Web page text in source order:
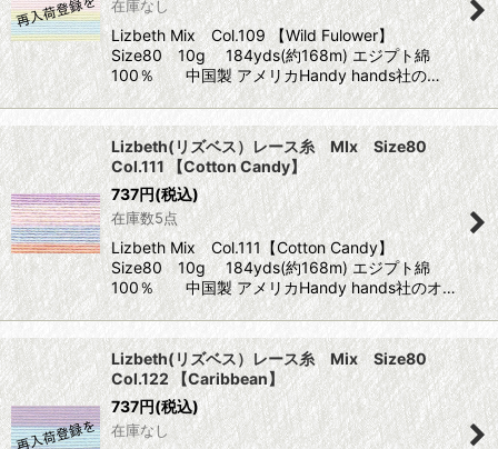
在庫なし
Lizbeth Mix Col.109 【Wild Fulower】
Size80 10g 184yds(約168m) エジプト綿
100％ 中国製 アメリカHandy hands社の…
Lizbeth(リズベス）レース糸 MIx Size80
Col.111 【Cotton Candy】
737円(税込)
在庫数5点
Lizbeth Mix Col.111【Cotton Candy】
Size80 10g 184yds(約168m) エジプト綿
100％ 中国製 アメリカHandy hands社のオ…
Lizbeth(リズベス）レース糸 Mix Size80
Col.122 【Caribbean】
737円(税込)
在庫なし